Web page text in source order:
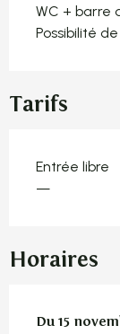
WC + barre
Possibilité
Tarifs
Entrée libre
—
Horaires
Du 15
Du 15